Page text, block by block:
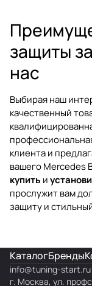
защиты
нас
Выбирая наш
качественный
клиента и
вашего Mercedes
купить и
прослужит вам
защиту и
КаталогБренды
info@tuning-start.ru
г. Москва, ул.